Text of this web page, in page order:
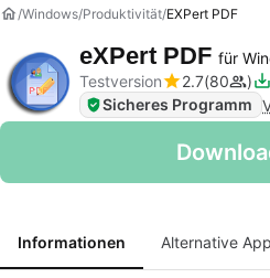
Windows Produktivität EXPert PDF
eXPert PDF für
Testversion
2.7 80
Sicheres Programm
Informationen Alternative